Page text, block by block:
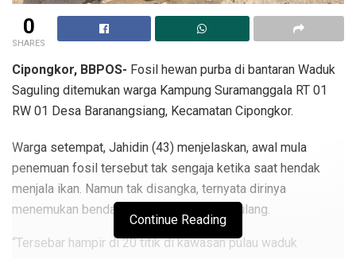
0
SHARES
Cipongkor, BBPOS- Fosil hewan purba di bantaran Waduk
Saguling ditemukan warga Kampung Suramanggala RT 01
RW 01 Desa Baranangsiang, Kecamatan Cipongkor.
Warga setempat, Jahidin (43) menjelaskan, awal mula
penemuan fosil tersebut tak sengaja ketika saat hendak
menjala ikan. Namun tak disangka, ternyata dirinya
menemukan benda keras mirip tulang belulang.
“Tersebar hampir di 20 titik di kawasan pulau waduk
Continue Reading